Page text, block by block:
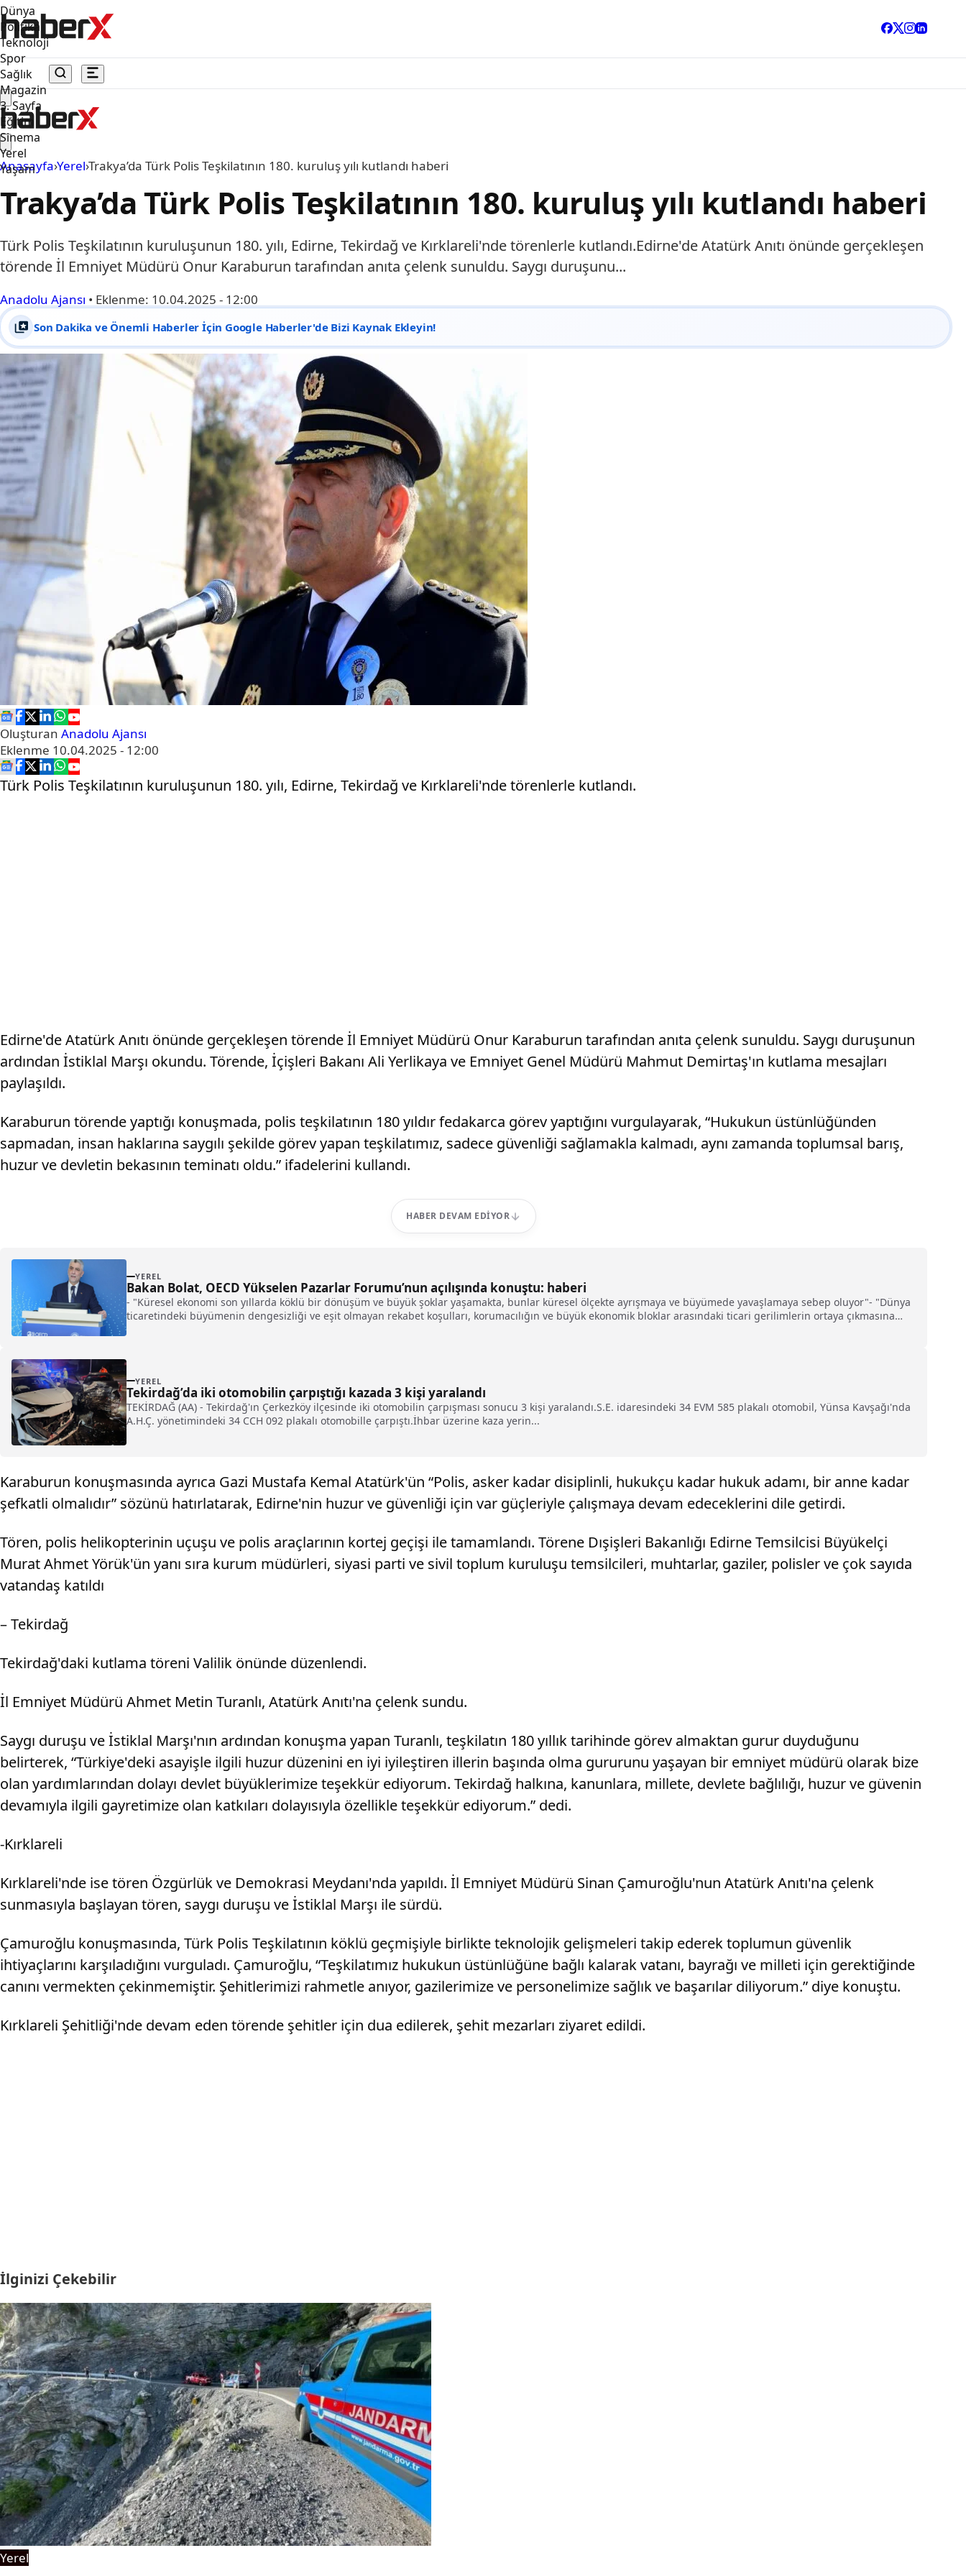
Dünya
Politika
Teknoloji
Spor
Sağlık
Magazin
3. Sayfa
Eğitim
Sinema
Yerel
Yaşam
Anasayfa›Yerel›Trakya’da Türk Polis Teşkilatının 180. kuruluş yılı kutlandı haberi
Trakya’da Türk Polis Teşkilatının 180. kuruluş yılı kutlandı haberi
Türk Polis Teşkilatının kuruluşunun 180. yılı, Edirne, Tekirdağ ve Kırklareli'nde törenlerle kutlandı.Edirne'de Atatürk Anıtı önünde gerçekleşen
törende İl Emniyet Müdürü Onur Karaburun tarafından anıta çelenk sunuldu. Saygı duruşunu...
Anadolu Ajansı • Eklenme: 10.04.2025 - 12:00
Son Dakika ve Önemli Haberler İçin Google Haberler'de Bizi Kaynak Ekleyin!
Oluşturan Anadolu Ajansı
Eklenme 10.04.2025 - 12:00
Türk Polis Teşkilatının kuruluşunun 180. yılı, Edirne, Tekirdağ ve Kırklareli'nde törenlerle kutlandı.
Edirne'de Atatürk Anıtı önünde gerçekleşen törende İl Emniyet Müdürü Onur Karaburun tarafından anıta çelenk sunuldu. Saygı duruşunun
ardından İstiklal Marşı okundu. Törende, İçişleri Bakanı Ali Yerlikaya ve Emniyet Genel Müdürü Mahmut Demirtaş'ın kutlama mesajları
paylaşıldı.
Karaburun törende yaptığı konuşmada, polis teşkilatının 180 yıldır fedakarca görev yaptığını vurgulayarak, “Hukukun üstünlüğünden
sapmadan, insan haklarına saygılı şekilde görev yapan teşkilatımız, sadece güvenliği sağlamakla kalmadı, aynı zamanda toplumsal barış,
huzur ve devletin bekasının teminatı oldu.” ifadelerini kullandı.
HABER DEVAM EDIYOR
YEREL
Bakan Bolat, OECD Yükselen Pazarlar Forumu’nun açılışında konuştu: haberi
- "Küresel ekonomi son yıllarda köklü bir dönüşüm ve büyük şoklar yaşamakta, bunlar küresel ölçekte ayrışmaya ve büyümede yavaşlamaya sebep oluyor"- "Dünya
ticaretindeki büyümenin dengesizliği ve eşit olmayan rekabet koşulları, korumacılığın ve büyük ekonomik bloklar arasındaki ticari gerilimlerin ortaya çıkmasına
YEREL
Tekirdağ’da iki otomobilin çarpıştığı kazada 3 kişi yaralandı
TEKİRDAĞ (AA) - Tekirdağ'ın Çerkezköy ilçesinde iki otomobilin çarpışması sonucu 3 kişi yaralandı.S.E. idaresindeki 34 EVM 585 plakalı otomobil, Yünsa Kavşağı'nda
A.H.Ç. yönetimindeki 34 CCH 092 plakalı otomobille çarpıştı.İhbar üzerine kaza yerin...
Karaburun konuşmasında ayrıca Gazi Mustafa Kemal Atatürk'ün “Polis, asker kadar disiplinli, hukukçu kadar hukuk adamı, bir anne kadar
şefkatli olmalıdır” sözünü hatırlatarak, Edirne'nin huzur ve güvenliği için var güçleriyle çalışmaya devam edeceklerini dile getirdi.
Tören, polis helikopterinin uçuşu ve polis araçlarının kortej geçişi ile tamamlandı. Törene Dışişleri Bakanlığı Edirne Temsilcisi Büyükelçi
Murat Ahmet Yörük'ün yanı sıra kurum müdürleri, siyasi parti ve sivil toplum kuruluşu temsilcileri, muhtarlar, gaziler, polisler ve çok sayıda
vatandaş katıldı
– Tekirdağ
Tekirdağ'daki kutlama töreni Valilik önünde düzenlendi.
İl Emniyet Müdürü Ahmet Metin Turanlı, Atatürk Anıtı'na çelenk sundu.
Saygı duruşu ve İstiklal Marşı'nın ardından konuşma yapan Turanlı, teşkilatın 180 yıllık tarihinde görev almaktan gurur duyduğunu
belirterek, “Türkiye'deki asayişle ilgili huzur düzenini en iyi iyileştiren illerin başında olma gururunu yaşayan bir emniyet müdürü olarak bize
olan yardımlarından dolayı devlet büyüklerimize teşekkür ediyorum. Tekirdağ halkına, kanunlara, millete, devlete bağlılığı, huzur ve güvenin
devamıyla ilgili gayretimize olan katkıları dolayısıyla özellikle teşekkür ediyorum.” dedi.
-Kırklareli
Kırklareli'nde ise tören Özgürlük ve Demokrasi Meydanı'nda yapıldı. İl Emniyet Müdürü Sinan Çamuroğlu'nun Atatürk Anıtı'na çelenk
sunmasıyla başlayan tören, saygı duruşu ve İstiklal Marşı ile sürdü.
Çamuroğlu konuşmasında, Türk Polis Teşkilatının köklü geçmişiyle birlikte teknolojik gelişmeleri takip ederek toplumun güvenlik
ihtiyaçlarını karşıladığını vurguladı. Çamuroğlu, “Teşkilatımız hukukun üstünlüğüne bağlı kalarak vatanı, bayrağı ve milleti için gerektiğinde
canını vermekten çekinmemiştir. Şehitlerimizi rahmetle anıyor, gazilerimize ve personelimize sağlık ve başarılar diliyorum.” diye konuştu.
Kırklareli Şehitliği'nde devam eden törende şehitler için dua edilerek, şehit mezarları ziyaret edildi.
İlginizi Çekebilir
Yerel